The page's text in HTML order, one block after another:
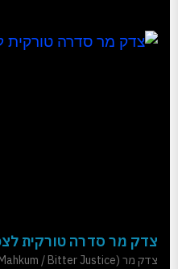
צדק מר סדרה טורקית